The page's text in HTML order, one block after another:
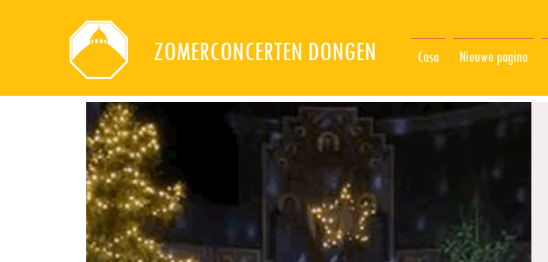
ZOMERCONCERTEN DONGEN Casa Nieuwe pagina